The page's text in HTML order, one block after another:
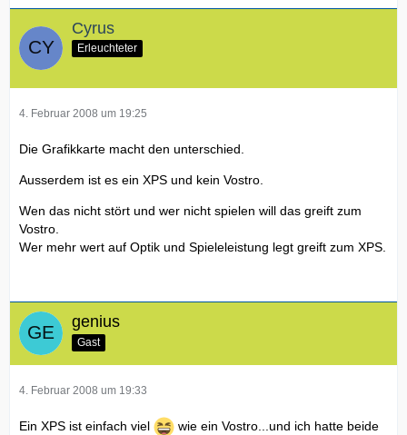
Cyrus
Erleuchteter
4. Februar 2008 um 19:25
Die Grafikkarte macht den unterschied.
Ausserdem ist es ein XPS und kein Vostro.
Wen das nicht stört und wer nicht spielen will das greift zum
Vostro.
Wer mehr wert auf Optik und Spieleleistung legt greift zum XPS.
genius
Gast
4. Februar 2008 um 19:33
Ein XPS ist einfach viel wie ein Vostro...und ich hatte beide